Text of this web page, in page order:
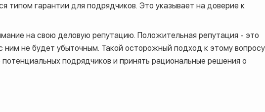
типом гарантии для подрядчиков. Это указывает на доверие к
на свою деловую репутацию. Положительная репутация - это
ним не будет убыточным. Такой осторожный подход к этому вопросу
подрядчиков и принять рациональные решения о